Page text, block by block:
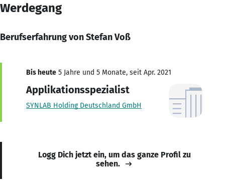
Werdegang
Berufserfahrung von Stefan Voß
Bis heute 5 Jahre und 5 Monate, seit Apr. 2021
Applikationsspezialist
SYNLAB Holding Deutschland GmbH
Logg Dich jetzt ein, um das ganze Profil zu
sehen.